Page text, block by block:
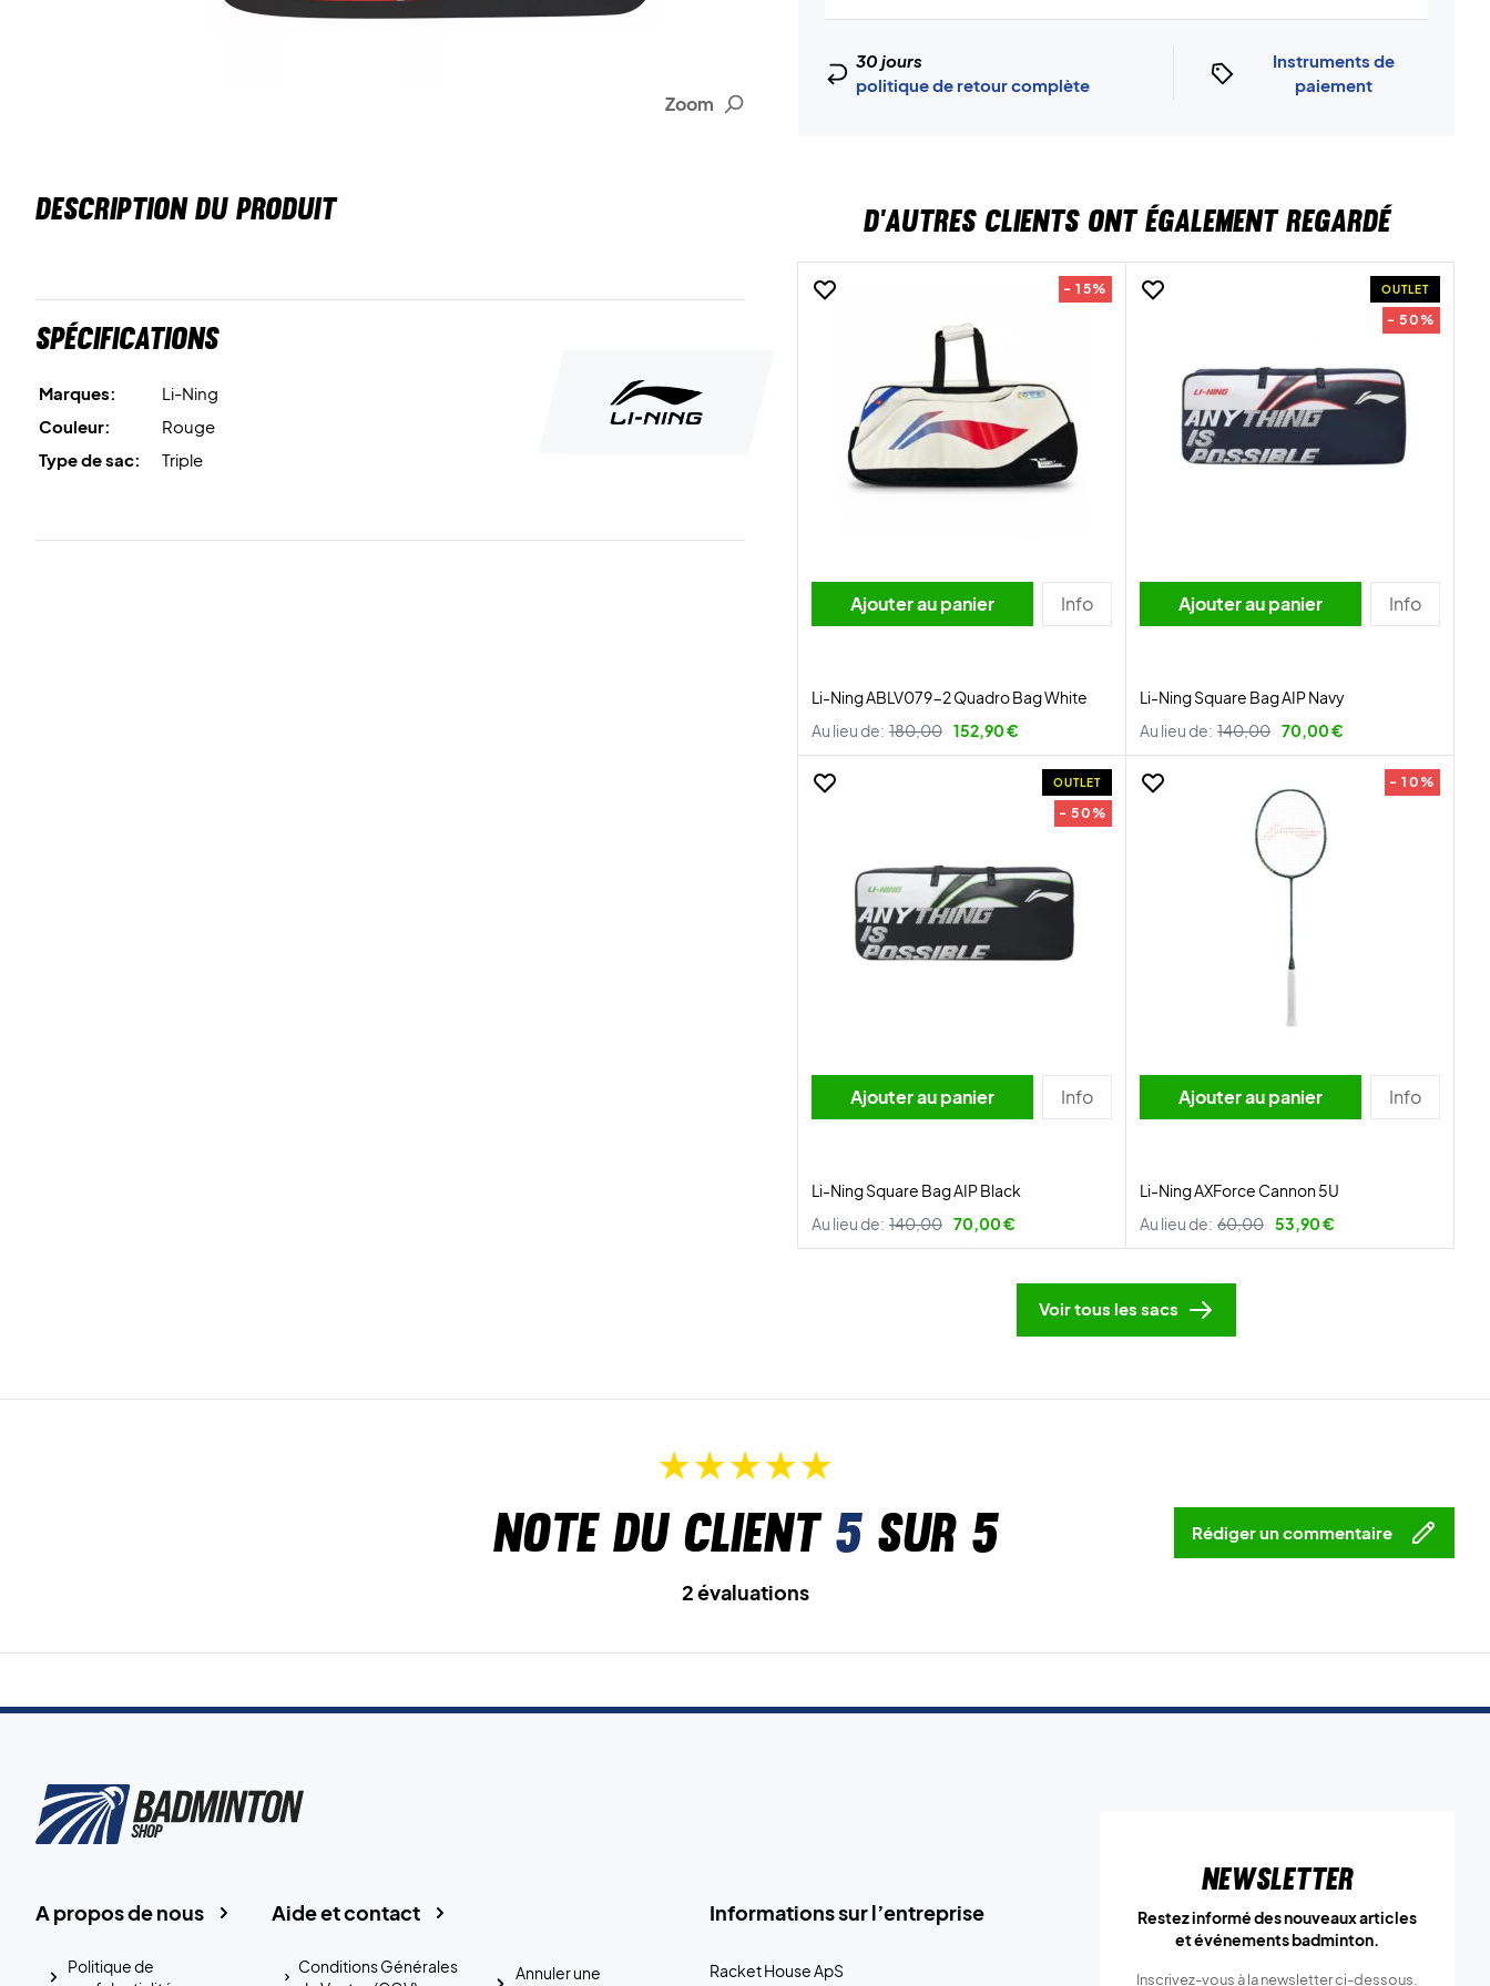
Zoom
DESCRIPTION DU PRODUIT
Spécifications
Marques:
Li-Ning
Couleur:
Rouge
Type de sac:
Triple
30 jours
politique de retour complète
Instruments de
paiement
D'AUTRES CLIENTS ONT ÉGALEMENT REGARDÉ
- 15%
Ajouter au panier Info
Li-Ning ABLV079-2 Quadro Bag White
Au lieu de: 180,00 152,90 €
OUTLET
- 50%
Ajouter au panier Info
Li-Ning Square Bag AIP Navy
Au lieu de: 140,00 70,00 €
OUTLET
- 50%
Ajouter au panier Info
Li-Ning Square Bag AIP Black
Au lieu de: 140,00 70,00 €
- 10%
Ajouter au panier Info
Li-Ning AXForce Cannon 5U
Au lieu de: 60,00 53,90 €
Voir tous les sacs
Note du client 5sur 5 Rédiger un commentaire
2 évaluations
Informations sur l’entreprise
Racket House ApS
Aide et contact
Conditions Générales
Annuler une
A propos de nous
Politique de
Newsletter
Restez informé des nouveaux articles
et événements badminton.
Inscrivez-vous à la newsletter ci-dessous.